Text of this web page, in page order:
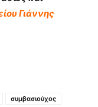
Γιάννης
συμβασιούχος